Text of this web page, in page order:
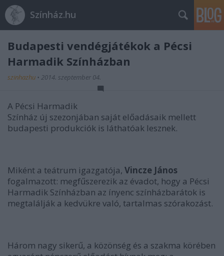
Színház.hu
Budapesti vendégjátékok a Pécsi
Harmadik Színházban
szinhazhu • 2014. szeptember 04.
A Pécsi Harmadik
Színház új szezonjában saját előadásaik mellett
budapesti produkciók is láthatóak lesznek.
Miként a teátrum igazgatója, Vincze János
fogalmazott: megfűszerezik az évadot, hogy a Pécsi
Harmadik Színházban az ínyenc színházbarátok is
megtalálják a kedvükre való, tartalmas szórakozást.
Három nagy sikerű, a közönség és a szakma körében